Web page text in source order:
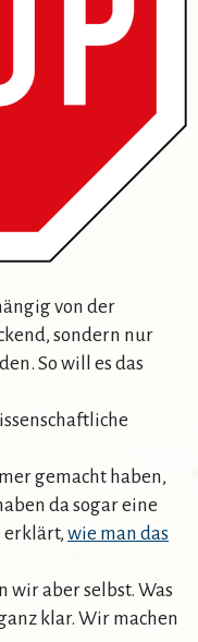
von der
sondern nur
So will es das
gemacht haben,
da sogar eine
erklärt, wie man das
wir aber selbst. Was
klar. Wir machen